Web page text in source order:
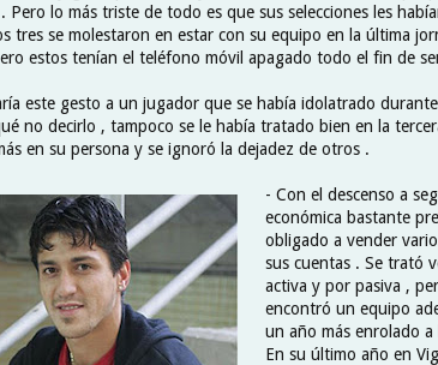
Pero lo más triste de todo es que sus selecciones les
tres se molestaron en estar con su equipo en la última
estos tenían el teléfono móvil apagado todo el fin de
este gesto a un jugador que se había idolatrado
no decirlo , tampoco se le había tratado bien en la
en su persona y se ignoró la dejadez de otros .
- Con el descenso a
económica bastante
obligado a vender
sus cuentas . Se trató
activa y por pasiva ,
encontró un equipo
un año más enrolado a
En su último año en